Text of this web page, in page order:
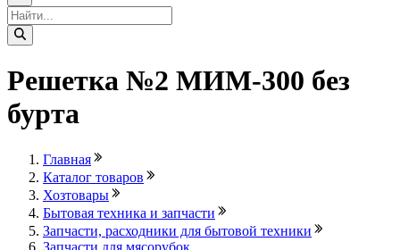
Решетка №2 МИМ-300 без
бурта
Главная
Каталог товаров
Хозтовары
Бытовая техника и запчасти
Запчасти, расходники для бытовой техники
Запчасти для мясорубок